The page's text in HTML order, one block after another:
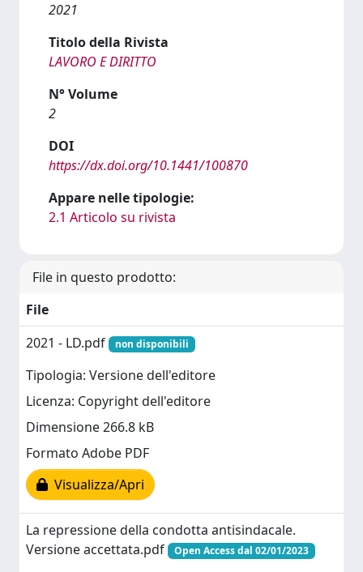
2021
Titolo della Rivista
LAVORO E DIRITTO
N° Volume
2
DOI
https://dx.doi.org/10.1441/100870
Appare nelle tipologie:
2.1 Articolo su rivista
File in questo prodotto:
File
2021 - LD.pdf
non disponibili
Tipologia: Versione dell'editore
Licenza: Copyright dell'editore
Dimensione 266.8 kB
Formato Adobe PDF
Visualizza/Apri
La repressione della condotta antisindacale.
Versione accettata.pdf
Open Access dal 02/01/2023